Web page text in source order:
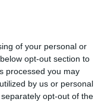
of your personal or
opt-out section to
processed you may
by us or personal
opt-out of the
print